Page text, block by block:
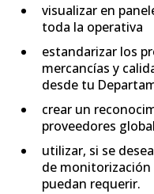
visualizar en
toda la operativa
estandarizar los
mercancías y
desde tu
crear un
proveedores
utilizar, si se
de monitorización
puedan requerir.